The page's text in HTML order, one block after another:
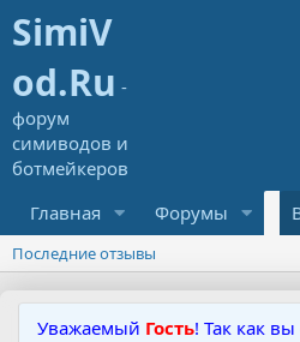
Главная Форумы
Последние отзывы
Уважаемый Гость! Так как